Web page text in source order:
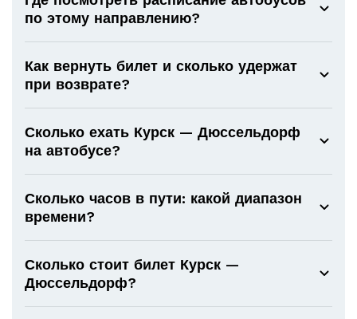
по этому направлению?
Как вернуть билет и сколько удержат
при возврате?
Сколько ехать Курск — Дюссельдорф
на автобусе?
Сколько часов в пути: какой диапазон
времени?
Сколько стоит билет Курск —
Дюссельдорф?